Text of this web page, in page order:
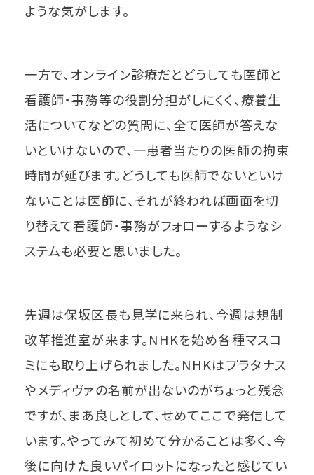
ような気がします。
一方で、オンライン診療だとどうしても医師と
看護師・事務等の役割分担がしにくく、療養生
活についてなどの質問に、全て医師が答えな
いといけないので、一患者当たりの医師の拘束
時間が延びます。どうしても医師でないといけ
ないことは医師に、それが終われば画面を切
り替えて看護師・事務がフォローするようなシ
ステムも必要と思いました。
先週は保坂区長も見学に来られ、今週は規制
改革推進室が来ます。NHKを始め各種マスコ
ミにも取り上げられました。NHKはプラタナス
やメディヴァの名前が出ないのがちょっと残念
ですが、まあ良しとして、せめてここで発信して
います。やってみて初めて分かることは多く、今
後に向けた良いパイロットになったと感じてい